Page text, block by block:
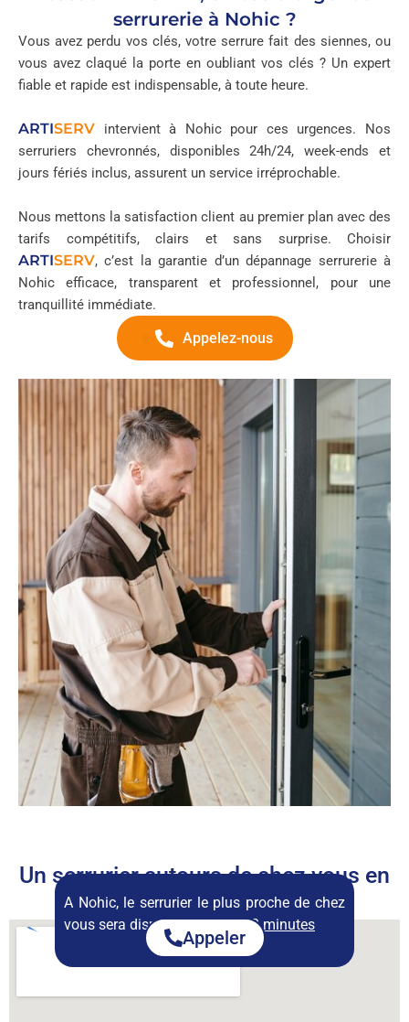
serrurerie à Nohic ?
Vous avez perdu vos clés, votre serrure fait des siennes, ou
vous avez claqué la porte en oubliant vos clés ? Un expert
fiable et rapide est indispensable, à toute heure.
ARTISERV intervient à Nohic pour ces urgences. Nos
serruriers chevronnés, disponibles 24h/24, week-ends et
jours fériés inclus, assurent un service irréprochable.
Nous mettons la satisfaction client au premier plan avec des
tarifs compétitifs, clairs et sans surprise. Choisir
ARTISERV, c’est la garantie d’un dépannage serrurerie à
Nohic efficace, transparent et professionnel, pour une
tranquillité immédiate.
Appelez-nous
Un serrurier autours de chez vous en
permanence
A Nohic, le serrurier le plus proche de chez
vous sera disponible dans :23 minutes
Appeler